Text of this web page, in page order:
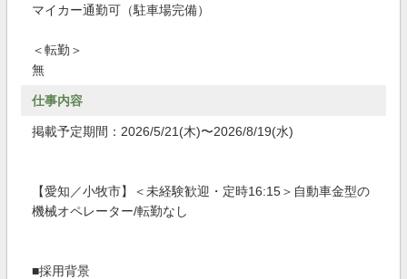
マイカー通勤可（駐車場完備）
＜転勤＞
無
仕事内容
掲載予定期間：2026/5/21(木)〜2026/8/19(水)
【愛知／小牧市】＜未経験歓迎・定時16:15＞自動車金型の
機械オペレーター/転勤なし
■採用背景